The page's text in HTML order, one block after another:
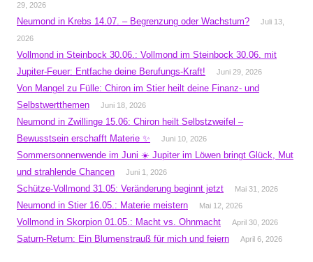
29, 2026
Neumond in Krebs 14.07. – Begrenzung oder Wachstum?
Juli 13,
2026
Vollmond in Steinbock 30.06.: Vollmond im Steinbock 30.06. mit
Jupiter-Feuer: Entfache deine Berufungs-Kraft!
Juni 29, 2026
Von Mangel zu Fülle: Chiron im Stier heilt deine Finanz- und
Selbstwertthemen
Juni 18, 2026
Neumond in Zwillinge 15.06: Chiron heilt Selbstzweifel –
Bewusstsein erschafft Materie ✨
Juni 10, 2026
Sommersonnenwende im Juni ☀️ Jupiter im Löwen bringt Glück, Mut
und strahlende Chancen
Juni 1, 2026
Schütze-Vollmond 31.05: Veränderung beginnt jetzt Mai 31, 2026
Neumond in Stier 16.05.: Materie meistern Mai 12, 2026
Vollmond in Skorpion 01.05.: Macht vs. Ohnmacht April 30, 2026
Saturn-Return: Ein Blumenstrauß für mich und feiern April 6, 2026